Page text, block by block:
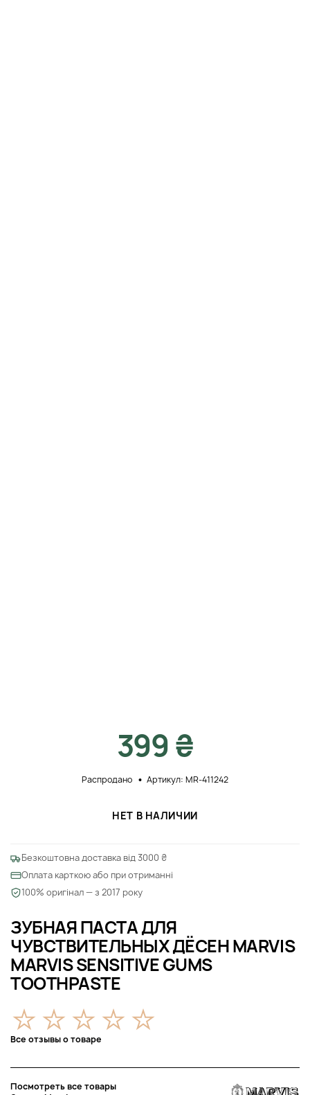
ЗУБНАЯ ПАСТА ДЛЯ
ЧУВСТВИТЕЛЬНЫХ ДЁСЕН MARVIS
MARVIS SENSITIVE GUMS
TOOTHPASTE
Все отзывы о товаре
Посмотреть все товары
399 ₴
Распродано Артикул: MR-411242
НЕТ В НАЛИЧИИ
Безкоштовна доставка від 3000 ₴
Оплата карткою або при отриманні
100% оригінал — з 2017 року